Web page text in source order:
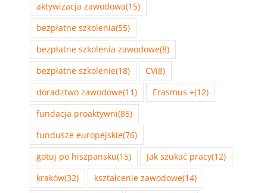
aktywizacja zawodowa(15)
bezpłatne szkolenia(55)
bezpłatne szkolenia zawodowe(8)
bezpłatne szkolenie(18) CV(8)
doradztwo zawodowe(11) Erasmus +(12)
fundacja proaktywni(85)
fundusze europejskie(76)
gotuj po hiszpansku(15) Jak szukać pracy(12)
kraków(32) kształcenie zawodowe(14)